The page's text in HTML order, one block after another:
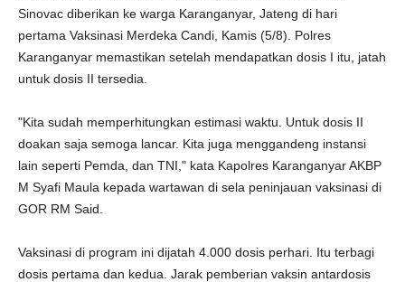
Sinovac diberikan ke warga Karanganyar, Jateng di hari
pertama Vaksinasi Merdeka Candi, Kamis (5/8). Polres
Karanganyar memastikan setelah mendapatkan dosis I itu, jatah
untuk dosis II tersedia.
"Kita sudah memperhitungkan estimasi waktu. Untuk dosis II
doakan saja semoga lancar. Kita juga menggandeng instansi
lain seperti Pemda, dan TNI," kata Kapolres Karanganyar AKBP
M Syafi Maula kepada wartawan di sela peninjauan vaksinasi di
GOR RM Said.
Vaksinasi di program ini dijatah 4.000 dosis perhari. Itu terbagi
dosis pertama dan kedua. Jarak pemberian vaksin antardosis